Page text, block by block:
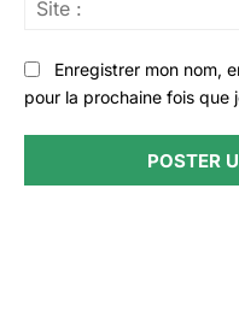
Enregistrer mon nom,
pour la prochaine fois que